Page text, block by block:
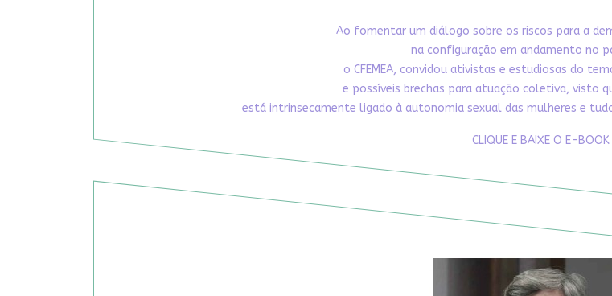
Ao fomentar um diálogo sobre os riscos para a
na configuração em andamento no
o CFEMEA, convidou ativistas e estudiosas do
e possíveis brechas para atuação coletiva, visto
está intrinsecamente ligado à autonomia sexual das mulheres e
CLIQUE E BAIXE O E-BOOK